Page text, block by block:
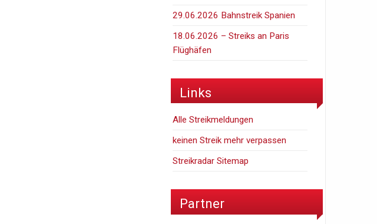
29.06.2026 Bahnstreik Spanien
18.06.2026 – Streiks an Paris
Flüghäfen
Links
Alle Streikmeldungen
keinen Streik mehr verpassen
Streikradar Sitemap
Partner